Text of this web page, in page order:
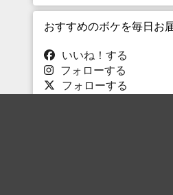
おすすめのボケを毎日お
いいね！する
フォローする
フォローする